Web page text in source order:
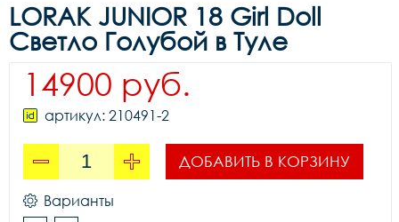
LORAK JUNIOR 18 Girl Doll
Светло Голубой в Туле
14900 руб.
артикул: 210491-2
ДОБАВИТЬ В КОРЗИНУ
Варианты